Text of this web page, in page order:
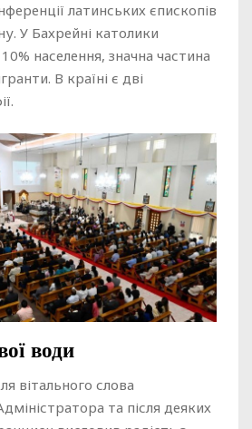
латинських єпископів
У Бахрейні католики
населення, значна частина
В країні є дві
води
вітального слова
та після деяких